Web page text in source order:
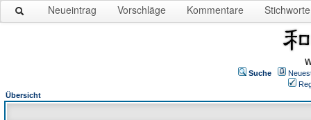
Neueintrag Vorschläge Kommentare Stichworte
Suche
Übersicht